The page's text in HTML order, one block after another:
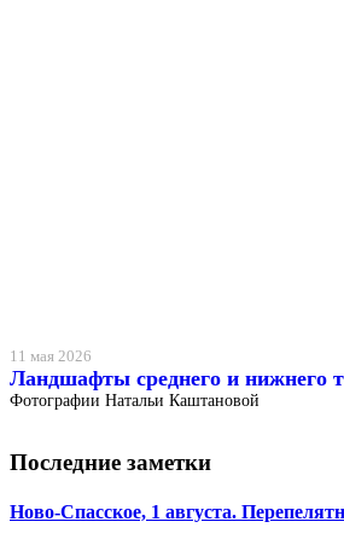
11 мая 2026
Ландшафты среднего и нижнего
Фотографии Натальи Каштановой
Последние заметки
Ново-Спасское, 1 августа.